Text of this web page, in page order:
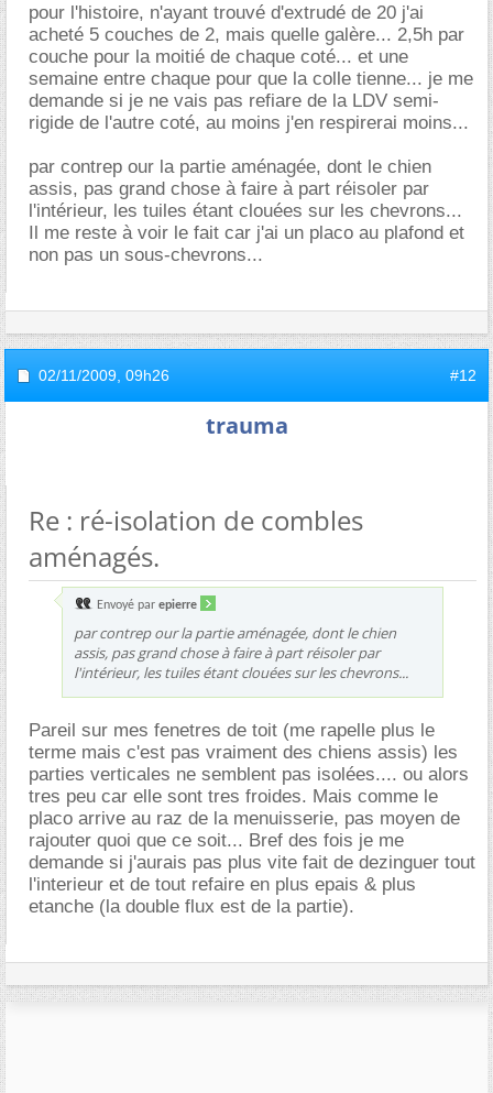
pour l'histoire, n'ayant trouvé d'extrudé de 20 j'ai
acheté 5 couches de 2, mais quelle galère... 2,5h par
couche pour la moitié de chaque coté... et une
semaine entre chaque pour que la colle tienne... je me
demande si je ne vais pas refiare de la LDV semi-
rigide de l'autre coté, au moins j'en respirerai moins...
par contrep our la partie aménagée, dont le chien
assis, pas grand chose à faire à part réisoler par
l'intérieur, les tuiles étant clouées sur les chevrons...
Il me reste à voir le fait car j'ai un placo au plafond et
non pas un sous-chevrons...
02/11/2009, 09h26 #12
trauma
Re : ré-isolation de combles
aménagés.
Envoyé par epierre
par contrep our la partie aménagée, dont le chien
assis, pas grand chose à faire à part réisoler par
l'intérieur, les tuiles étant clouées sur les chevrons...
Pareil sur mes fenetres de toit (me rapelle plus le
terme mais c'est pas vraiment des chiens assis) les
parties verticales ne semblent pas isolées.... ou alors
tres peu car elle sont tres froides. Mais comme le
placo arrive au raz de la menuisserie, pas moyen de
rajouter quoi que ce soit... Bref des fois je me
demande si j'aurais pas plus vite fait de dezinguer tout
l'interieur et de tout refaire en plus epais & plus
etanche (la double flux est de la partie).